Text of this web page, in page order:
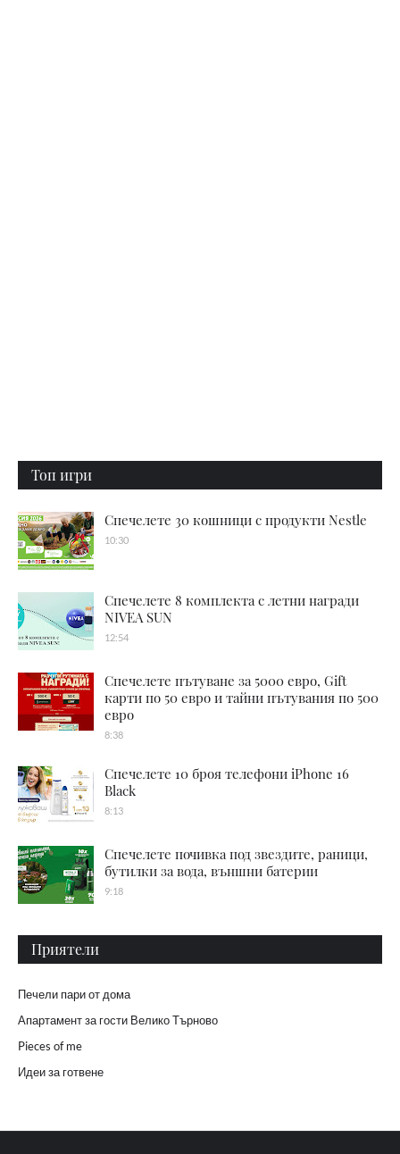
Топ игри
Спечелете 30 кошници с продукти Nestle
10:30
Спечелете 8 комплекта с летни награди
NIVEA SUN
12:54
Спечелете пътуване за 5000 евро, Gift
карти по 50 евро и тайни пътувания по 500
евро
8:38
Спечелете 10 броя телефони iPhone 16
Black
8:13
Спечелете почивка под звездите, раници,
бутилки за вода, външни батерии
9:18
Приятели
Печели пари от дома
Апартамент за гости Велико Търново
Pieces of me
Идеи за готвене